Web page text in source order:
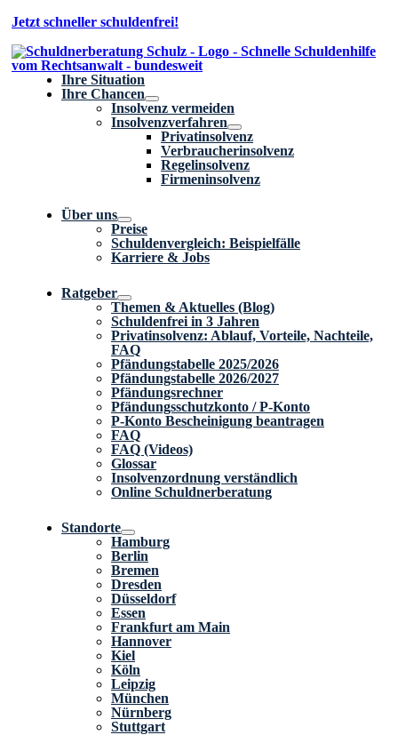
Zum
springen
Jetzt schneller schuldenfrei!
Ihre Situation
Ihre Chancen
Insolvenz vermeiden
Insolvenzverfahren
Privatinsolvenz
Verbraucherinsolvenz
Regelinsolvenz
Firmeninsolvenz
Über uns
Preise
Schuldenvergleich: Beispielfälle
Karriere & Jobs
Ratgeber
Themen & Aktuelles (Blog)
Schuldenfrei in 3 Jahren
Privatinsolvenz: Ablauf, Vorteile, Nachteile,
FAQ
Pfändungstabelle 2025/2026
Pfändungstabelle 2026/2027
Pfändungsrechner
Pfändungsschutzkonto / P-Konto
P-Konto Bescheinigung beantragen
FAQ
FAQ (Videos)
Glossar
Insolvenzordnung verständlich
Online Schuldnerberatung
Standorte
Hamburg
Berlin
Bremen
Dresden
Düsseldorf
Essen
Frankfurt am Main
Hannover
Kiel
Köln
Leipzig
München
Nürnberg
Stuttgart